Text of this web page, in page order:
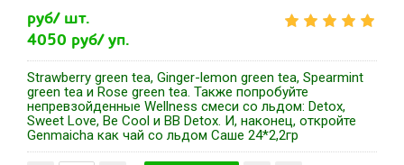
руб/ шт.
4050 руб/ уп.
Strawberry green tea, Ginger-lemon green tea, Spearmint
green tea и Rose green tea. Также попробуйте
непревзойденные Wellness смеси со льдом: Detox,
Sweet Love, Be Cool и BB Detox. И, наконец, откройте
Genmaicha как чай со льдом Саше 24*2,2гр